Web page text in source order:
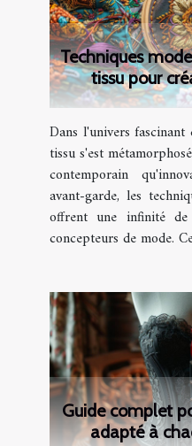
Techniques
tissu pour
Dans l'univers
tissu s'est
contemporain
avant-garde, les
offrent une infinité de
concepteurs de mode.
Guide complet
adapté à